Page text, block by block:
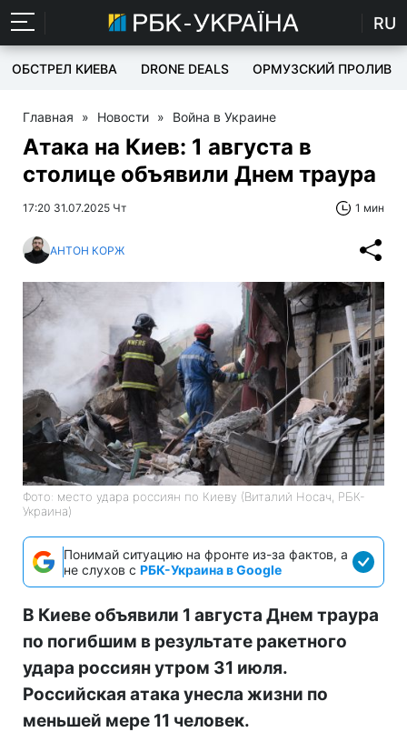
RU
ОБСТРЕЛ КИЕВА DRONE DEALS ОРМУЗСКИЙ ПРОЛИВ
Главная » Новости » Война в Украине
Атака на Киев: 1 августа в
столице объявили Днем траура
17:20 31.07.2025 Чт 1 мин
АНТОН КОРЖ
Фото: место удара россиян по Киеву (Виталий Носач, РБК-
Украина)
Понимай ситуацию на фронте из-за фактов, а
не слухов с РБК-Украина в Google
В Киеве объявили 1 августа Днем траура
по погибшим в результате ракетного
удара россиян утром 31 июля.
Российская атака унесла жизни по
меньшей мере 11 человек.